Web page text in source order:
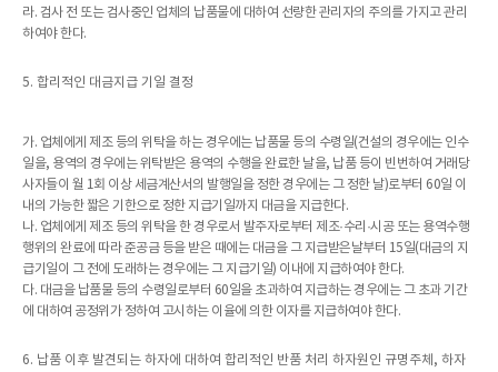
라. 검사 전 또는 검사중인 업체의 납품물에 대하여 선량한 관리자의 주의를 가지고 관리
하여야 한다.
5. 합리적인 대금지급 기일 결정
가. 업체에게 제조 등의 위탁을 하는 경우에는 납품물 등의 수령일(건설의 경우에는 인수
일을, 용역의 경우에는 위탁받은 용역의 수행을 완료한 날을, 납품 등이 빈번하여 거래당
사자들이 월 1회 이상 세금계산서의 발행일을 정한 경우에는 그 정한 날)로부터 60일 이
내의 가능한 짧은 기한으로 정한 지급기일까지 대금을 지급한다.
나. 업체에게 제조 등의 위탁을 한 경우로서 발주자로부터 제조·수리·시공 또는 용역수행
행위의 완료에 따라 준공금 등을 받은 때에는 대금을 그 지급받은날부터 15일(대금의 지
급기일이 그 전에 도래하는 경우에는 그 지급기일) 이내에 지급하여야 한다.
다. 대금을 납품물 등의 수령일로부터 60일을 초과하여 지급하는 경우에는 그 초과 기간
에 대하여 공정위가 정하여 고시하는 이율에 의한 이자를 지급하여야 한다.
6. 납품 이후 발견되는 하자에 대하여 합리적인 반품 처리 하자원인 규명주체, 하자